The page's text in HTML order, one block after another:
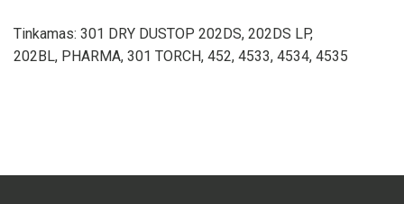
Tinkamas: 301 DRY DUSTOP 202DS, 202DS LP,
202BL, PHARMA, 301 TORCH, 452, 4533, 4534, 4535